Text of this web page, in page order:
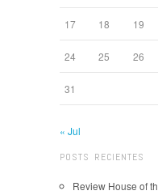
17 18 19
24 25 26
31
« Jul
POSTS RECIENTES
Review House of